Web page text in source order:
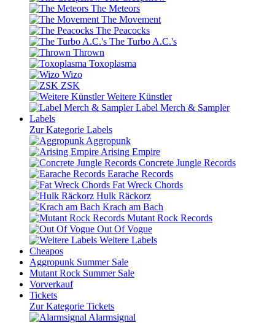
The Meteors
The Movement
The Peacocks
The Turbo A.C.'s
Thrown
Toxoplasma
Wizo
ZSK
Weitere Künstler
Label Merch & Sampler
Labels
Zur Kategorie Labels
Aggropunk
Arising Empire
Concrete Jungle Records
Earache Records
Fat Wreck Chords
Hulk Räckorz
Krach am Bach
Mutant Rock Records
Out Of Vogue
Weitere Labels
Cheapos
Aggropunk Summer Sale
Mutant Rock Summer Sale
Vorverkauf
Tickets
Zur Kategorie Tickets
Alarmsignal